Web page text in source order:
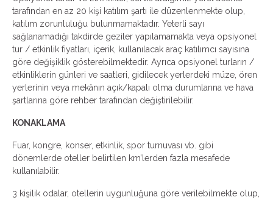
tarafından en az 20 kişi katılım şartı ile düzenlenmekte olup,
katılım zorunluluğu bulunmamaktadır. Yeterli sayı
sağlanamadığı takdirde geziler yapılamamakta veya opsiyonel
tur / etkinlik fiyatları, içerik, kullanılacak araç katılımcı sayısına
göre değişiklik gösterebilmektedir. Ayrıca opsiyonel turların /
etkinliklerin günleri ve saatleri, gidilecek yerlerdeki müze, ören
yerlerinin veya mekânın açık/kapalı olma durumlarına ve hava
şartlarına göre rehber tarafından değiştirilebilir.
KONAKLAMA
Fuar, kongre, konser, etkinlik, spor turnuvası vb. gibi
dönemlerde oteller belirtilen km’lerden fazla mesafede
kullanılabilir.
3 kişilik odalar, otellerin uygunluğuna göre verilebilmekte olup,